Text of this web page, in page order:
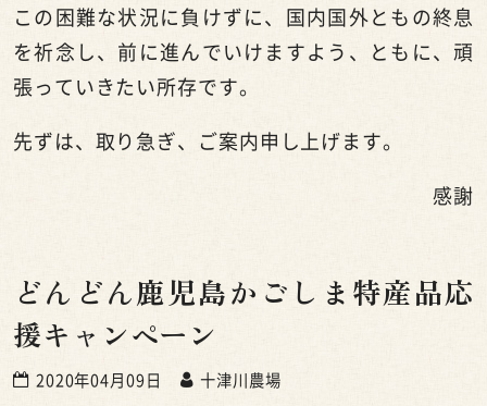
この困難な状況に負けずに、国内国外ともの終息
を祈念し、前に進んでいけますよう、ともに、頑
張っていきたい所存です。
先ずは、取り急ぎ、ご案内申し上げます。
感謝
どんどん鹿児島かごしま特産品応
援キャンペーン
2020年04月09日 十津川農場